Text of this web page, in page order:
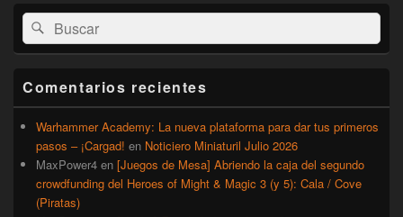
El
área
de
widget
lateral
primaria
Buscar
por:
Buscar
Comentarios recientes
Warhammer Academy: La nueva plataforma para dar tus primeros
pasos – ¡Cargad! en Noticiero Miniaturil Julio 2026
MaxPower4 en [Juegos de Mesa] Abriendo la caja del segundo
crowdfunding del Heroes of Might & Magic 3 (y 5): Cala / Cove
(Piratas)